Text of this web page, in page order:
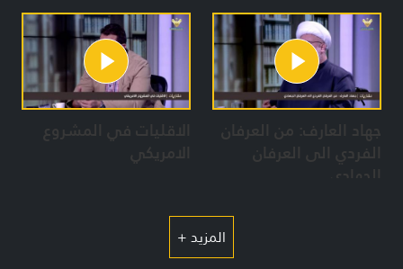
جهاد العارف: من العرفان
الفردي الى العرفان
الجهادي
الاقليات في المشروع
الامريكي
المزيد +